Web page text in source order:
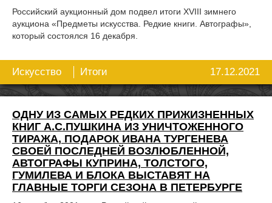
Российский аукционный дом подвел итоги XVIII зимнего
аукциона «Предметы искусства. Редкие книги. Автографы»,
который состоялся 16 декабря.
17.12.2021
Искусство Итоги
ОДНУ ИЗ САМЫХ РЕДКИХ ПРИЖИЗНЕННЫХ
КНИГ А.С.ПУШКИНА ИЗ УНИЧТОЖЕННОГО
ТИРАЖА, ПОДАРОК ИВАНА ТУРГЕНЕВА
СВОЕЙ ПОСЛЕДНЕЙ ВОЗЛЮБЛЕННОЙ,
АВТОГРАФЫ КУПРИНА, ТОЛСТОГО,
ГУМИЛЕВА И БЛОКА ВЫСТАВЯТ НА
ГЛАВНЫЕ ТОРГИ СЕЗОНА В ПЕТЕРБУРГЕ